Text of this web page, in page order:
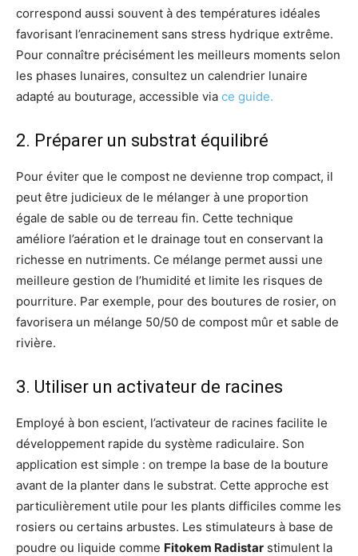
correspond aussi souvent à des températures idéales
favorisant l’enracinement sans stress hydrique extrême.
Pour connaître précisément les meilleurs moments selon
les phases lunaires, consultez un calendrier lunaire
adapté au bouturage, accessible via ce guide.
2. Préparer un substrat équilibré
Pour éviter que le compost ne devienne trop compact, il
peut être judicieux de le mélanger à une proportion
égale de sable ou de terreau fin. Cette technique
améliore l’aération et le drainage tout en conservant la
richesse en nutriments. Ce mélange permet aussi une
meilleure gestion de l’humidité et limite les risques de
pourriture. Par exemple, pour des boutures de rosier, on
favorisera un mélange 50/50 de compost mûr et sable de
rivière.
3. Utiliser un activateur de racines
Employé à bon escient, l’activateur de racines facilite le
développement rapide du système radiculaire. Son
application est simple : on trempe la base de la bouture
avant de la planter dans le substrat. Cette approche est
particulièrement utile pour les plants difficiles comme les
rosiers ou certains arbustes. Les stimulateurs à base de
poudre ou liquide comme Fitokem Radistar stimulent la